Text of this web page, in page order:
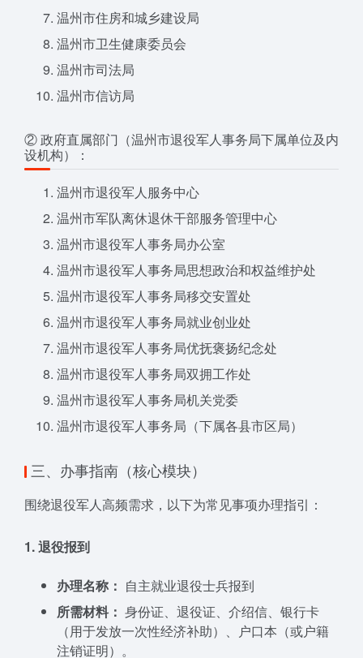
温州市住房和城乡建设局
温州市卫生健康委员会
温州市司法局
温州市信访局
② 政府直属部门（温州市退役军人事务局下属单位及内
设机构）：
温州市退役军人服务中心
温州市军队离休退休干部服务管理中心
温州市退役军人事务局办公室
温州市退役军人事务局思想政治和权益维护处
温州市退役军人事务局移交安置处
温州市退役军人事务局就业创业处
温州市退役军人事务局优抚褒扬纪念处
温州市退役军人事务局双拥工作处
温州市退役军人事务局机关党委
温州市退役军人事务局（下属各县市区局）
三、办事指南（核心模块）
围绕退役军人高频需求，以下为常见事项办理指引：
1. 退役报到
办理名称： 自主就业退役士兵报到
所需材料： 身份证、退役证、介绍信、银行卡
（用于发放一次性经济补助）、户口本（或户籍
注销证明）。